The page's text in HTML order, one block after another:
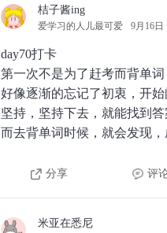
桔子酱ing
爱学习的人儿最可爱 9月16日
day70打卡
第一次不是为了赶考而背单
好像逐渐的忘记了初衷，开始
坚持，坚持下去，就能找到
而去背单词时候，就会发现，
分享 评
米亚在悉尼